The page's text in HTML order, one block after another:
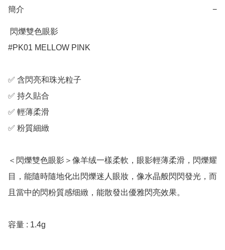
簡介 −
#PK01 MELLOW PINK
✅ 含閃亮和珠光粒子
✅ 持久貼合
✅ 輕薄柔滑
✅ 粉質細緻
＜閃爍雙色眼影＞像羊绒一樣柔軟，眼影輕薄柔滑，閃爍耀
目，能隨時隨地化出閃爍迷人眼妝，像水晶般閃閃發光，而
且當中的閃粉質感细緻，能散發出優雅閃亮效果。
容量 : 1.4g